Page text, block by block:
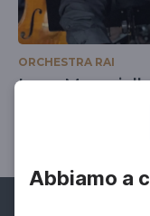
Abbiamo a
ORCHESTRA RAI
Luca